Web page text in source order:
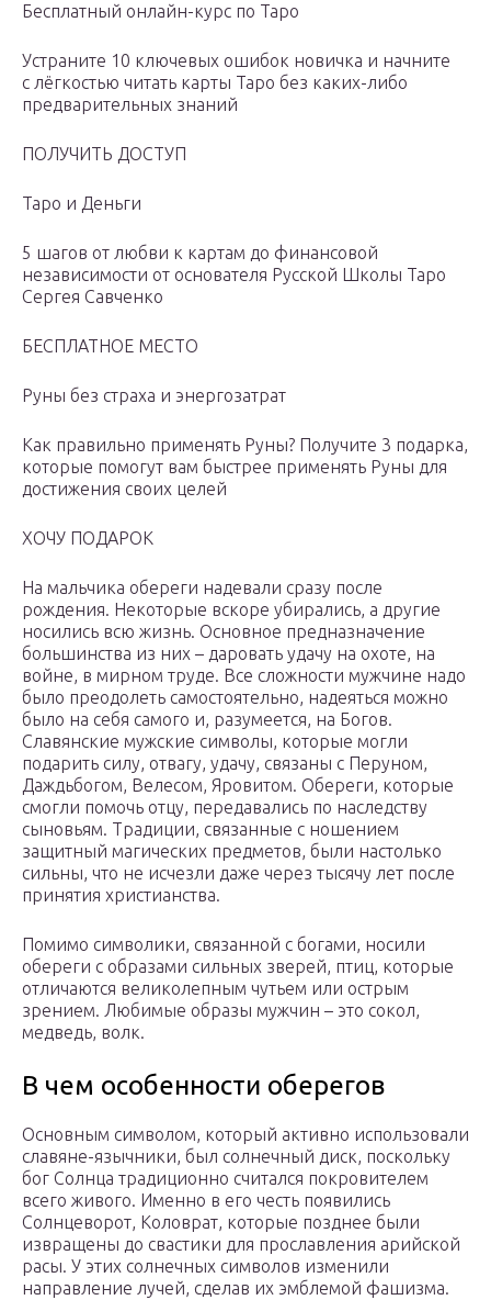
Бесплатный онлайн-курс по Таро
Устраните 10 ключевых ошибок новичка и начните
с лёгкостью читать карты Таро без каких-либо
предварительных знаний
ПОЛУЧИТЬ ДОСТУП
Таро и Деньги
5 шагов от любви к картам до финансовой
независимости от основателя Русской Школы Таро
Сергея Савченко
БЕСПЛАТНОЕ МЕСТО
Руны без страха и энергозатрат
Как правильно применять Руны? Получите 3 подарка,
которые помогут вам быстрее применять Руны для
достижения своих целей
ХОЧУ ПОДАРОК
На мальчика обереги надевали сразу после
рождения. Некоторые вскоре убирались, а другие
носились всю жизнь. Основное предназначение
большинства из них – даровать удачу на охоте, на
войне, в мирном труде. Все сложности мужчине надо
было преодолеть самостоятельно, надеяться можно
было на себя самого и, разумеется, на Богов.
Славянские мужские символы, которые могли
подарить силу, отвагу, удачу, связаны с Перуном,
Даждьбогом, Велесом, Яровитом. Обереги, которые
смогли помочь отцу, передавались по наследству
сыновьям. Традиции, связанные с ношением
защитный магических предметов, были настолько
сильны, что не исчезли даже через тысячу лет после
принятия христианства.
Помимо символики, связанной с богами, носили
обереги с образами сильных зверей, птиц, которые
отличаются великолепным чутьем или острым
зрением. Любимые образы мужчин – это сокол,
медведь, волк.
В чем особенности оберегов
Основным символом, который активно использовали
славяне-язычники, был солнечный диск, поскольку
бог Солнца традиционно считался покровителем
всего живого. Именно в его честь появились
Солнцеворот, Коловрат, которые позднее были
извращены до свастики для прославления арийской
расы. У этих солнечных символов изменили
направление лучей, сделав их эмблемой фашизма.